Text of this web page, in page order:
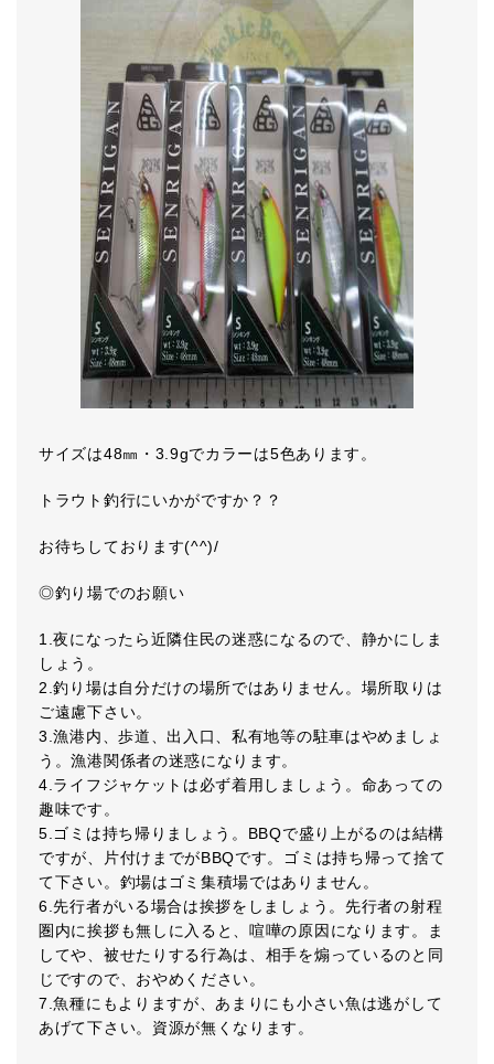
サイズは48㎜・3.9gでカラーは5色あります。
トラウト釣行にいかがですか？？
お待ちしております(^^)/
◎釣り場でのお願い
1.夜になったら近隣住民の迷惑になるので、静かにしま
しょう。
2.釣り場は自分だけの場所ではありません。場所取りは
ご遠慮下さい。
3.漁港内、歩道、出入口、私有地等の駐車はやめましょ
う。漁港関係者の迷惑になります。
4.ライフジャケットは必ず着用しましょう。命あっての
趣味です。
5.ゴミは持ち帰りましょう。BBQで盛り上がるのは結構
ですが、片付けまでがBBQです。ゴミは持ち帰って捨て
て下さい。釣場はゴミ集積場ではありません。
6.先行者がいる場合は挨拶をしましょう。先行者の射程
圏内に挨拶も無しに入ると、喧嘩の原因になります。ま
してや、被せたりする行為は、相手を煽っているのと同
じですので、おやめください。
7.魚種にもよりますが、あまりにも小さい魚は逃がして
あげて下さい。資源が無くなります。